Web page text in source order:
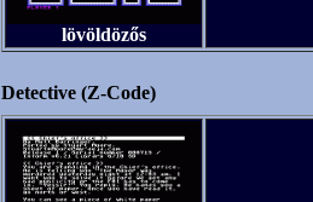
lövöldözős
Detective (Z-Code)